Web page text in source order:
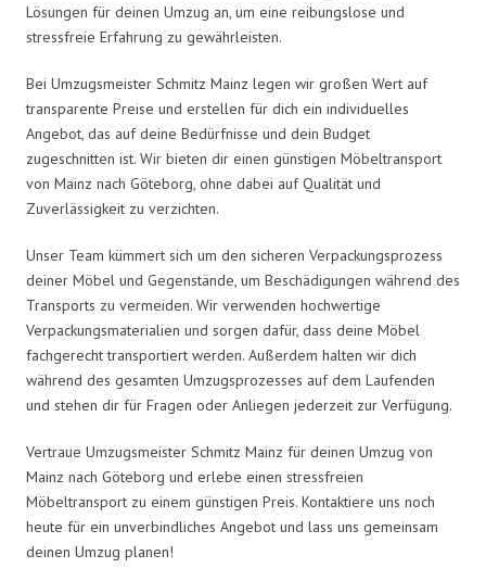
Lösungen für deinen Umzug an, um eine reibungslose und
stressfreie Erfahrung zu gewährleisten.
Bei Umzugsmeister Schmitz Mainz legen wir großen Wert auf
transparente Preise und erstellen für dich ein individuelles
Angebot, das auf deine Bedürfnisse und dein Budget
zugeschnitten ist. Wir bieten dir einen günstigen Möbeltransport
von Mainz nach Göteborg, ohne dabei auf Qualität und
Zuverlässigkeit zu verzichten.
Unser Team kümmert sich um den sicheren Verpackungsprozess
deiner Möbel und Gegenstände, um Beschädigungen während des
Transports zu vermeiden. Wir verwenden hochwertige
Verpackungsmaterialien und sorgen dafür, dass deine Möbel
fachgerecht transportiert werden. Außerdem halten wir dich
während des gesamten Umzugsprozesses auf dem Laufenden
und stehen dir für Fragen oder Anliegen jederzeit zur Verfügung.
Vertraue Umzugsmeister Schmitz Mainz für deinen Umzug von
Mainz nach Göteborg und erlebe einen stressfreien
Möbeltransport zu einem günstigen Preis. Kontaktiere uns noch
heute für ein unverbindliches Angebot und lass uns gemeinsam
deinen Umzug planen!